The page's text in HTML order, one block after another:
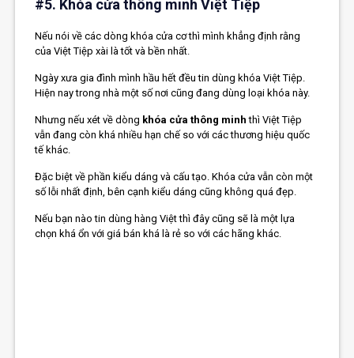
#5. Khóa cửa thông minh Việt Tiệp
Nếu nói về các dòng khóa cửa cơ thì mình khẳng định rằng
của Việt Tiệp xài là tốt và bền nhất.
Ngày xưa gia đình mình hầu hết đều tin dùng khóa Việt Tiệp.
Hiện nay trong nhà một số nơi cũng đang dùng loại khóa này.
Nhưng nếu xét về dòng khóa cửa thông minh thì Việt Tiệp
vẫn đang còn khá nhiều hạn chế so với các thương hiệu quốc
tế khác.
Đặc biệt về phần kiểu dáng và cấu tạo. Khóa cửa vẫn còn một
số lỗi nhất định, bên cạnh kiểu dáng cũng không quá đẹp.
Nếu bạn nào tin dùng hàng Việt thì đây cũng sẽ là một lựa
chọn khá ổn với giá bán khá là rẻ so với các hãng khác.